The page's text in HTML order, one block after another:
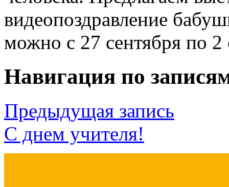
видеопоздравление
можно с 27 сентября по 2
Навигация по
Предыдущая запись
С днем учителя!